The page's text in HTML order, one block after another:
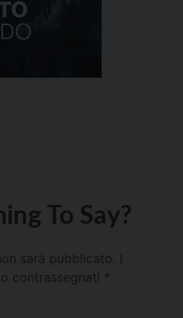
To Say?
sarà pubblicato.
contrassegnati *